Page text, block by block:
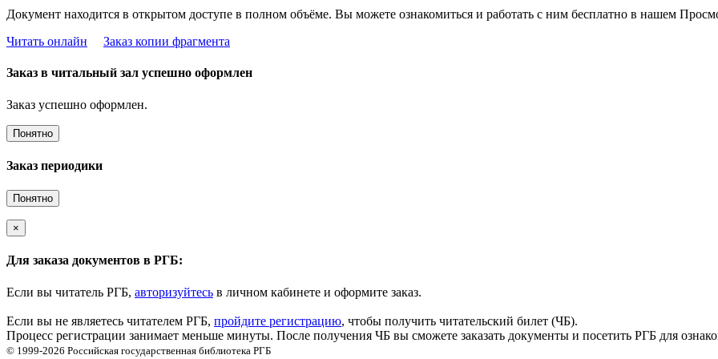
Документ находится в открытом доступе в полном объёме. Вы можете ознакомиться и работать с ним бесплатно в нашем
Читать онлайн
Заказ копии фрагмента
Заказ в читальный зал успешно оформлен
Заказ успешно оформлен.
Понятно
Заказ периодики
Понятно
×
Для заказа документов в РГБ:
Если вы читатель РГБ, авторизуйтесь в личном кабинете и оформите заказ.
Если вы не являетесь читателем РГБ, пройдите регистрацию, чтобы получить читательский билет (ЧБ).
Процесс регистрации занимает меньше минуты. После получения ЧБ вы сможете заказать документы и посетить РГБ для
© 1999-2026 Российская государственная библиотека РГБ